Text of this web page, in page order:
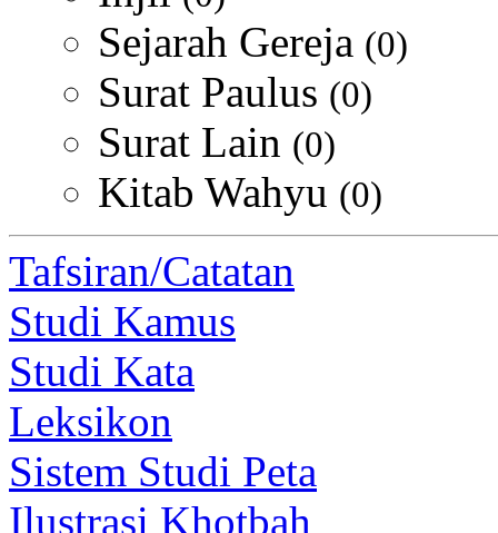
Sejarah Gereja (0)
Surat Paulus (0)
Surat Lain (0)
Kitab Wahyu (0)
Tafsiran/Catatan
Studi Kamus
Studi Kata
Leksikon
Sistem Studi Peta
Ilustrasi Khotbah